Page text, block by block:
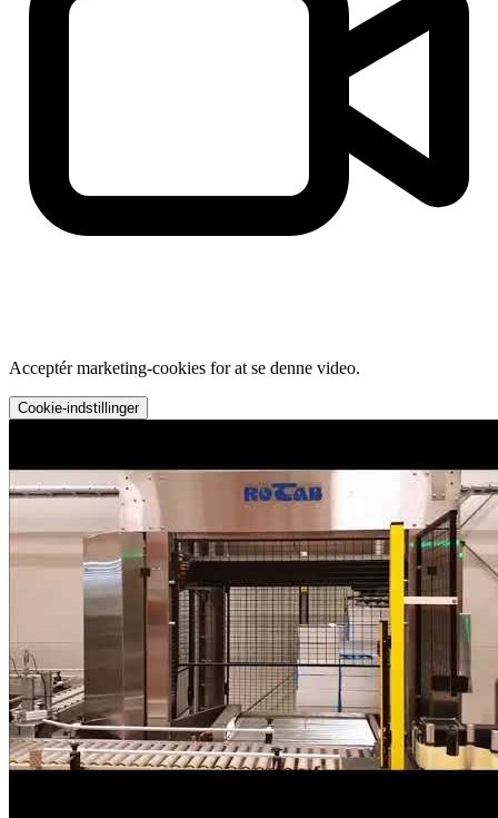
Acceptér marketing-cookies for at se denne video.
Cookie-indstillinger